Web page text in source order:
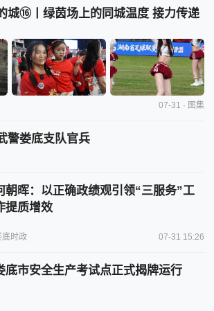
城⑯丨绿茵场上的同城温度 接力传递
07-31 · 图集
警娄底支队官兵
朝晖：以正确政绩观引领“三服务”工
提质增效
底时政 07-31 15:26
底市安全生产考试点正式揭牌运行